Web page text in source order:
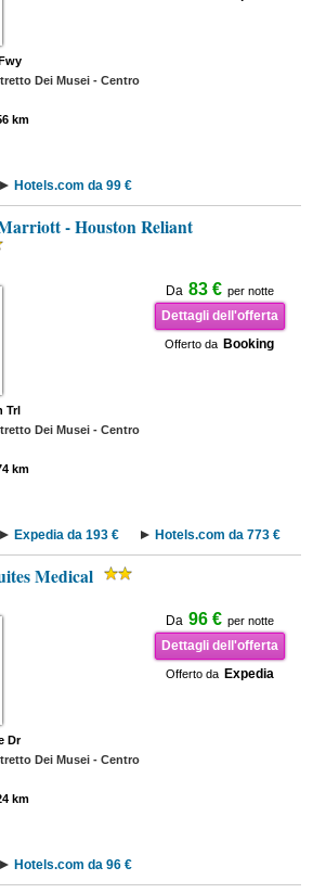
Dei Musei - Centro
km
Hotels.com da 99 €
- Houston Reliant
Da 83 € per notte
Dettagli dell'offerta
Offerto da Booking
Trl
Dei Musei - Centro
km
Expedia da 193 € Hotels.com da 773 €
Medical
Da 96 € per notte
Dettagli dell'offerta
Offerto da Expedia
Dr
Dei Musei - Centro
km
Hotels.com da 96 €